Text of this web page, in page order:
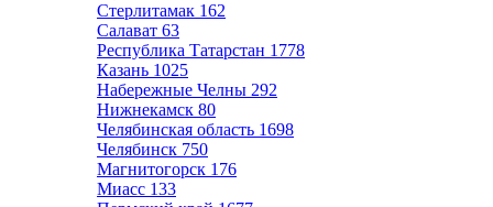
Стерлитамак 162
Салават 63
Республика Татарстан 1778
Казань 1025
Набережные Челны 292
Нижнекамск 80
Челябинская область 1698
Челябинск 750
Магнитогорск 176
Миасс 133